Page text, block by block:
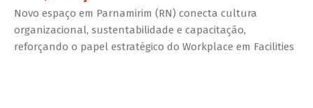
Novo espaço em Parnamirim (RN) conecta cultura
organizacional, sustentabilidade e capacitação,
reforçando o papel estratégico do Workplace em Facilities